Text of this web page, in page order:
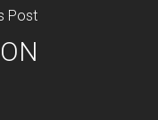
Post